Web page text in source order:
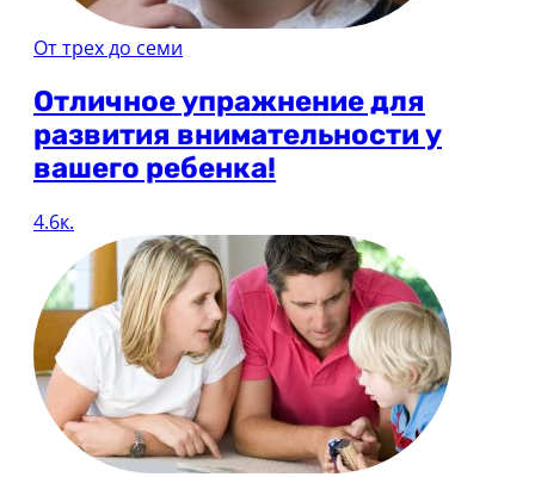
От трех до семи
Отличное упражнение для
развития внимательности у
вашего ребенка!
4.6к.